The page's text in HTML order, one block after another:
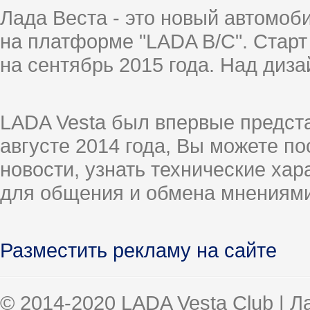
Лада Веста - это новый
на платформе "LADA B/C".
на сентябрь 2015 года. Над
LADA Vesta был впервые
августе 2014 года, Вы можете
новости, узнать технические
для общения и обмена
Разместить рекламу на сайте
© 2014-2020 LADA Vesta Club |